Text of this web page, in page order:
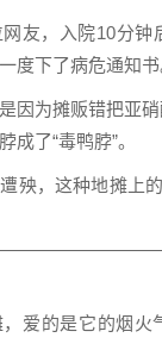
友，入院10分钟
度下了病危通知书
因为摊贩错把亚
成了“毒鸭脖”。
殃，这种地摊上
爱的是它的烟火